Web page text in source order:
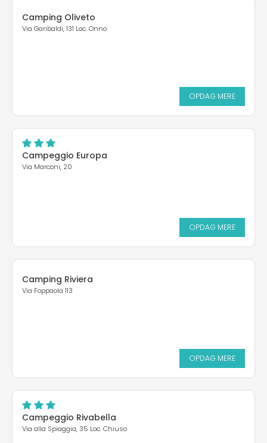
Camping Oliveto
Via Garibaldi, 131 Loc. Onno
OPDAG MERE
Campeggio Europa
Via Marconi, 20
OPDAG MERE
Camping Riviera
Via Foppaola 113
OPDAG MERE
Campeggio Rivabella
Via alla Spiaggia, 35 Loc. Chiuso